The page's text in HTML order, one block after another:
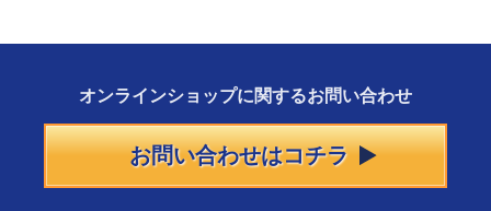
オンラインショップに関するお問い合わせ
お問い合わせはコチラ